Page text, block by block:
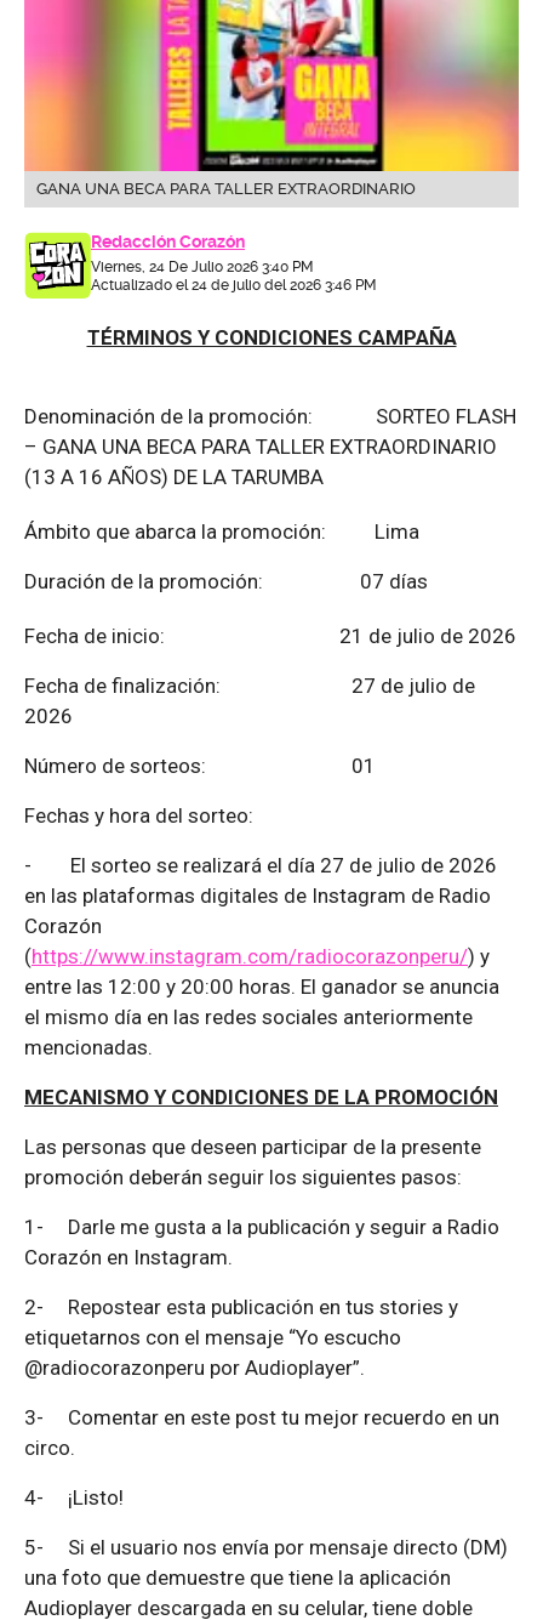
GANA UNA BECA PARA TALLER EXTRAORDINARIO
Redacción Corazón
Viernes, 24 De Julio 2026 3:40 PM
Actualizado el 24 de julio del 2026 3:46 PM
TÉRMINOS Y CONDICIONES CAMPAÑA
Denominación de la promoción: SORTEO FLASH
– GANA UNA BECA PARA TALLER EXTRAORDINARIO
(13 A 16 AÑOS) DE LA TARUMBA
Ámbito que abarca la promoción: Lima
Duración de la promoción: 07 días
Fecha de inicio: 21 de julio de 2026
Fecha de finalización:
27 de julio de
2026
Número de sorteos: 01
Fechas y hora del sorteo:
- El sorteo se realizará el día 27 de julio de 2026
en las plataformas digitales de Instagram de Radio
Corazón
(https://www.instagram.com/radiocorazonperu/) y
entre las 12:00 y 20:00 horas. El ganador se anuncia
el mismo día en las redes sociales anteriormente
mencionadas.
MECANISMO Y CONDICIONES DE LA PROMOCIÓN
Las personas que deseen participar de la presente
promoción deberán seguir los siguientes pasos:
1- Darle me gusta a la publicación y seguir a Radio
Corazón en Instagram.
2- Repostear esta publicación en tus stories y
etiquetarnos con el mensaje “Yo escucho
@radiocorazonperu por Audioplayer”.
3- Comentar en este post tu mejor recuerdo en un
circo.
4- ¡Listo!
5- Si el usuario nos envía por mensaje directo (DM)
una foto que demuestre que tiene la aplicación
Audioplayer descargada en su celular, tiene doble